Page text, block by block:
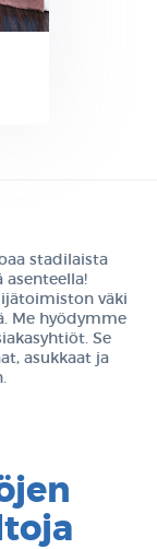
stadilaista
asenteella!
väki
Me hyödymme
Se
asukkaat ja